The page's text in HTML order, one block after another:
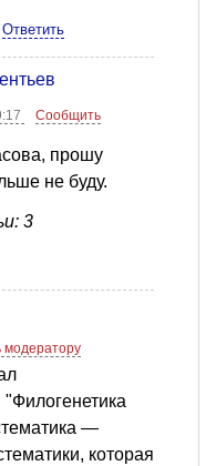
Ответить
Сообщить
прошу
не буду.
3
—
которая